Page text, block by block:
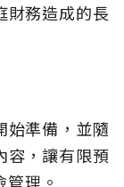
財務造成的長
始準備，並隨
容，讓有限預
理。